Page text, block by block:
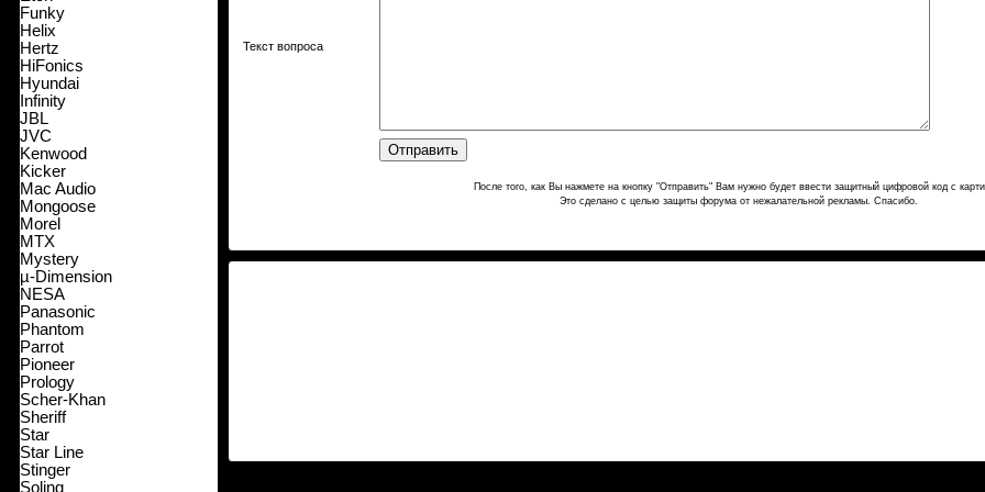
Funky
Helix
Hertz
HiFonics
Hyundai
Infinity
JBL
JVC
Kenwood
Kicker
Mac Audio
Mongoose
Morel
MTX
Mystery
µ-Dimension
NESA
Panasonic
Phantom
Parrot
Pioneer
Prology
Scher-Khan
Sheriff
Star
Star Line
Stinger
Soling
Текст вопроса
После того, как Вы нажмете на кнопку "Отправить" Вам нужно будет ввести защитный цифровой код с
Это сделано с целью защиты форума от нежалательной рекламы. Спасибо.